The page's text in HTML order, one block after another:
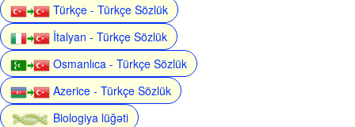
Türkçe - Türkçe Sözlük
İtalyan - Türkçe Sözlük
Osmanlıca - Türkçe Sözlük
Azerice - Türkçe Sözlük
Biologiya lüğəti